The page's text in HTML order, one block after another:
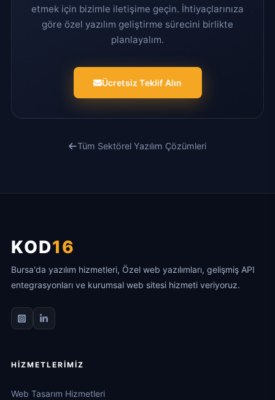
etmek için bizimle iletişime geçin. İhtiyaçlarınıza
göre özel yazılım geliştirme sürecini birlikte
planlayalım.
Ücretsiz Teklif Alın
Tüm Sektörel Yazılım Çözümleri
KOD16
Bursa'da yazılım hizmetleri, Özel web yazılımları, gelişmiş API
entegrasyonları ve kurumsal web sitesi hizmeti veriyoruz.
HIZMETLERIMIZ
Web Tasarım Hizmetleri